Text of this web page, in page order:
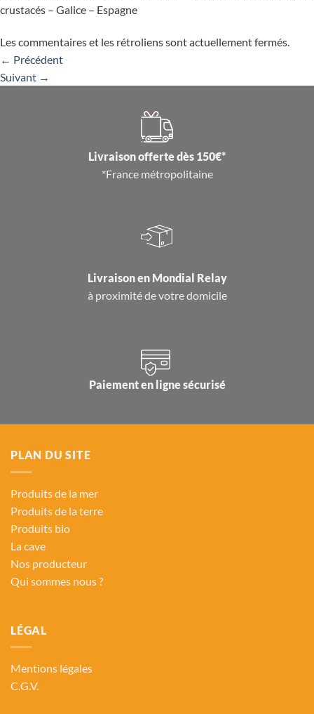
crustacés – Galice – Espagne
Les commentaires et les rétroliens sont actuellement fermés.
← Précédent
Suivant →
Livraison offerte dès 150€*
*France métropolitaine
Livraison en Mondial Relay
à proximité de votre domicile
Paiement en ligne sécurisé
PLAN DU SITE
Produits de la mer
Produits de la terre
Produits bio
La cave
Nos producteur
Qui sommes nous ?
LÉGAL
Mentions légales
C.G.V.